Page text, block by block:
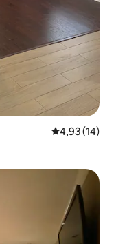
Средна
4,93 (14)